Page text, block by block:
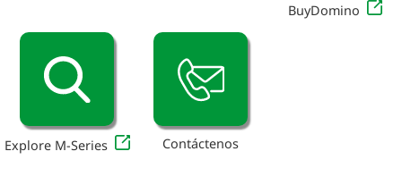
BuyDomino
Explore M-Series Contáctenos